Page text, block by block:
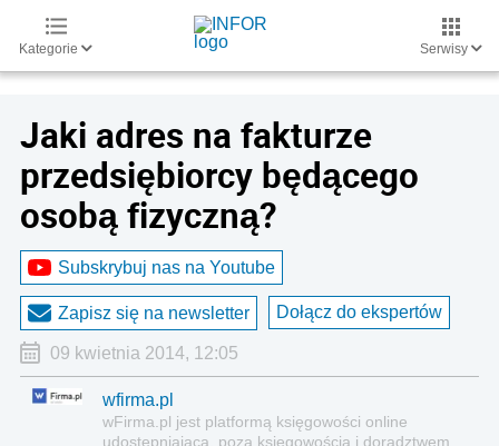
Kategorie Serwisy
Jaki adres na fakturze
przedsiębiorcy będącego
osobą fizyczną?
Subskrybuj nas na Youtube
Zapisz się na newsletter Dołącz do ekspertów
09 kwietnia 2014, 12:05
wfirma.pl
wFirma.pl jest platformą księgowości on­line
udostępniającą, poza księgowością i doradztwem